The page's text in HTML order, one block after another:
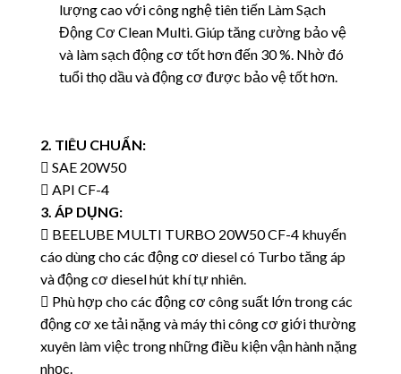
lượng cao với công nghệ tiên tiến Làm Sạch
Động Cơ Clean Multi. Giúp tăng cường bảo vệ
và làm sạch động cơ tốt hơn đến 30 %. Nhờ đó
tuổi thọ dầu và động cơ được bảo vệ tốt hơn.
2. TIÊU CHUẨN:
 SAE 20W50
 API CF-4
3. ÁP DỤNG:
 BEELUBE MULTI TURBO 20W50 CF-4 khuyến
cáo dùng cho các động cơ diesel có Turbo tăngáp
và động cơ diesel hút khí tự nhiên.
 Phù hợp cho các động cơ công suất lớn trong các
động cơ xe tải nặng và máy thi công cơ giớithường
xuyên làm việc trong những điều kiện vận hành nặng
nhọc.